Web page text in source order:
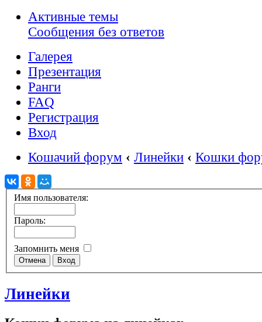
Активные темы
Сообщения без ответов
Галерея
Презентация
Ранги
FAQ
Регистрация
Вход
Кошачий форум ‹ Линейки ‹ Кошки
Имя пользователя:
Пароль:
Запомнить меня
Линейки